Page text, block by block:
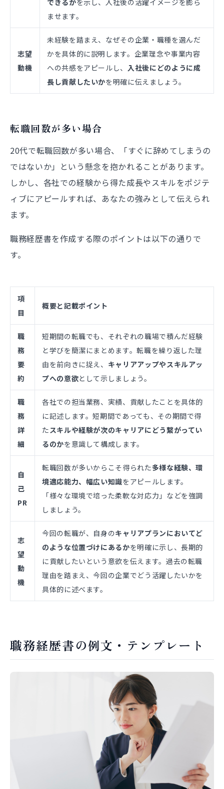
ませます。
志望
動機
未経験を踏まえ、なぜその企業・職種を選んだ
かを具体的に説明します。企業理念や事業内容
への共感をアピールし、 入社後にどのように成
長し貢献したいかを明確に伝えましょう。
転職回数が多い場合
20代で転職回数が多い場合、「すぐに辞めてしまうの
ではないか」という懸念を抱かれることがあります。
しかし、各社での経験から得た成長やスキルをポジテ
ィブにアピールすれば、あなたの強みとして伝えられ
ます。
職務経歴書を作成する際のポイントは以下の通りで
す。
項
目
概要と記載ポイント
職
務
要
約
短期間の転職でも、それぞれの職場で積んだ経験
と学びを簡潔にまとめます。転職を繰り返した理
由を前向きに捉え、 キャリアアップやスキルアッ
プへの意欲として示しましょう。
職
務
詳
細
各社での担当業務、実績、貢献したことを具体的
に記述します。短期間であっても、その期間で得
た スキルや経験が次のキャリアにどう繋がってい
るのかを意識して構成します。
自
己
PR
転職回数が多いからこそ得られた多様な経験、環
境適応能力、幅広い知識をアピールします。
「様々な環境で培った柔軟な対応力」などを強調
しましょう。
志
望
動
機
今回の転職が、自身のキャリアプランにおいてど
のような位置づけにあるかを明確に示し、長期的
に貢献したいという意欲を伝えます。過去の転職
理由を踏まえ、今回の企業でどう活躍したいかを
具体的に述べます。
職務経歴書の例文・テンプレート